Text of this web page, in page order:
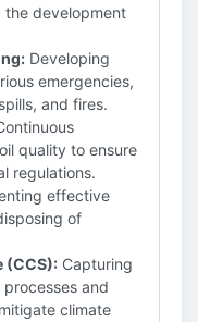
the development
Developing
emergencies,
and fires.
quality to ensure
regulations.
effective
of
(CCS): Capturing
and
climate